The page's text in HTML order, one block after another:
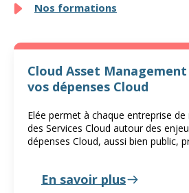
Nos formations
Cloud Asset
vos dépenses Cloud
Elée permet à chaque entreprise de
des Services Cloud autour des
dépenses Cloud, aussi bien public,
En savoir plus